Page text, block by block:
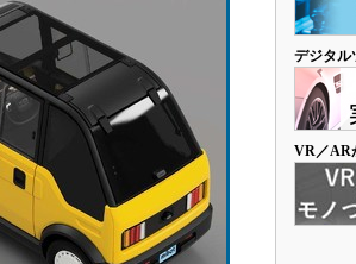
デジタル
VR／AR